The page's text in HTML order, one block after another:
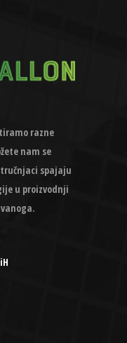
razne
nam se
spajaju
u proizvodnji